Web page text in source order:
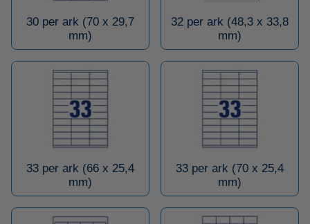
30 per ark (70 x 29,7
mm)
32 per ark (48,3 x 33,8
mm)
33 per ark (66 x 25,4
mm)
33 per ark (70 x 25,4
mm)